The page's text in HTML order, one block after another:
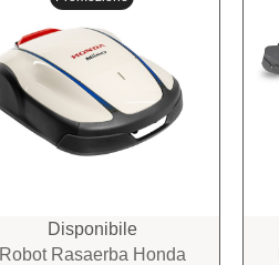
Disponibile
Robot Rasaerba Honda